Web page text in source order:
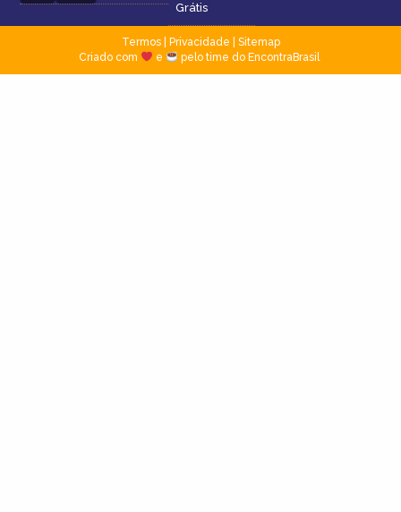
Grátis
Termos| Privacidade
Sitemap
Criado com
e pelo time do EncontraBrasil